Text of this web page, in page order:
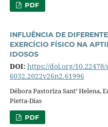
PDF
INFLUÊNCIA DE
EXERCÍCIO FÍSICO NA
IDOSOS
DOI: https://doi.org/
6032.2022v26n2.61996
Débora Pastoriza Sant’ Helena,
Pietta-Dias
PDF